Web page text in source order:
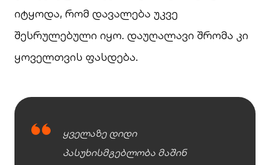
იტყოდა, რომ დავალება უკვე
შესრულებული იყო. დაუღალავი შრომა კი
ყოველთვის ფასდება.
ყველაზე დიდი
პასუხისმგებლობა მაშინ